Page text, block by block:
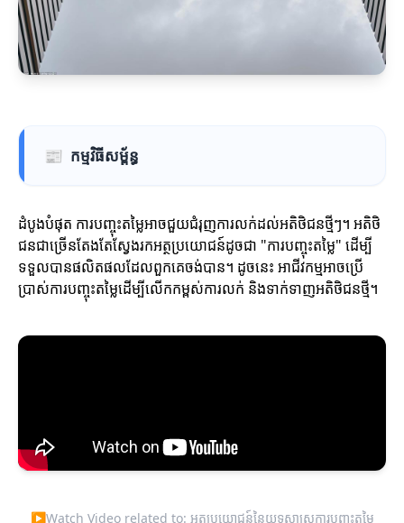
📰 កម្មវិធីសម្ព័ន្ធ
ដំបូងបំផុត ការបញ្ចុះតម្លៃអាចជួយជំរុញការលក់ដល់អតិថិជនថ្មីៗ។ អតិថិ
ជនជាច្រើនតែងតែស្វែងរកអត្ថប្រយោជន៍ដូចជា "ការបញ្ចុះតម្លៃ" ដើម្បី
ទទួលបានផលិតផលដែលពួកគេចង់បាន។ ដូចនេះ អាជីវកម្មអាចប្រើ
ប្រាស់ការបញ្ចុះតម្លៃដើម្បីលើកកម្ពស់ការលក់ និងទាក់ទាញអតិថិជនថ្មី។
▶Watch Video related to: អត្ថប្រយោជន៍នៃយុទ្ធសាស្ត្រការបញ្ចុះតម្លៃ